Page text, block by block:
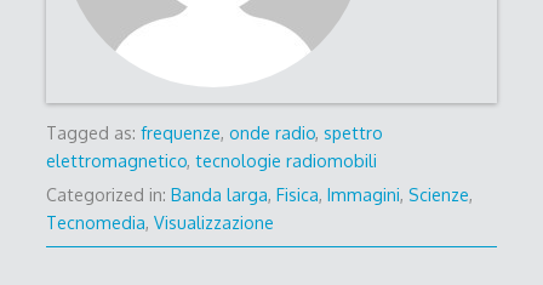
Tagged as: frequenze, onde radio, spettro
elettromagnetico, tecnologie radiomobili
Categorized in: Banda larga, Fisica, Immagini, Scienze,
Tecnomedia, Visualizzazione